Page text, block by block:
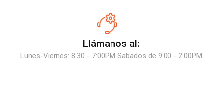
Llámanos al:
Lunes-Viernes: 8:30 - 7:00PM Sabados de 9:00 - 2:00PM